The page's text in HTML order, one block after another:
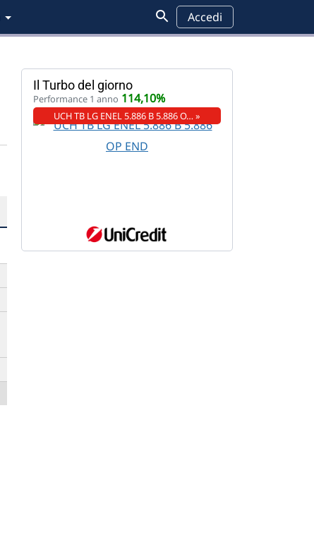
Accedi
Il Turbo del giorno
Performance 1 anno 114,10%
UCH TB LG ENEL 5.886 B 5.886 O… »